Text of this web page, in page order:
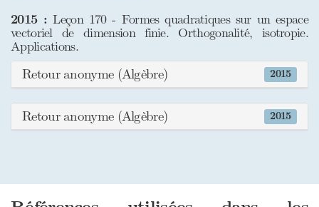
2015 : Leçon 170 - Formes quadratiques sur un espace
vectoriel de dimension finie. Orthogonalité, isotropie.
Applications.
2015
Retour anonyme (Algèbre)
2015
Retour anonyme (Algèbre)